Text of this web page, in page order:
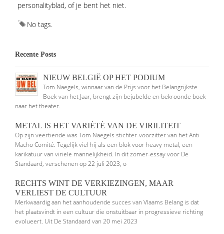
personalityblad, of je bent het niet.
No tags.
Recente Posts
NIEUW BELGIË OP HET PODIUM
Tom Naegels, winnaar van de Prijs voor het Belangrijkste
Boek van het Jaar, brengt zijn bejubelde en bekroonde boek
naar het theater.
METAL IS HET VARIÉTÉ VAN DE VIRILITEIT
Op zijn veertiende was Tom Naegels stichter-voorzitter van het Anti
Macho Comité. Tegelijk viel hij als een blok voor heavy metal, een
karikatuur van viriele mannelijkheid. In dit zomer-essay voor De
Standaard, verschenen op 22 juli 2023, o
RECHTS WINT DE VERKIEZINGEN, MAAR
VERLIEST DE CULTUUR
Merkwaardig aan het aanhoudende succes van Vlaams Belang is dat
het plaatsvindt in een cultuur die onstuitbaar in progressieve richting
evolueert. Uit De Standaard van 20 mei 2023